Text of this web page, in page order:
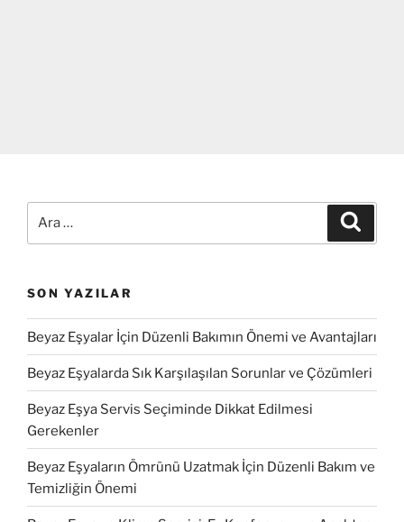
SON YAZILAR
Beyaz Eşyalar İçin Düzenli Bakımın Önemi ve Avantajları
Beyaz Eşyalarda Sık Karşılaşılan Sorunlar ve Çözümleri
Beyaz Eşya Servis Seçiminde Dikkat Edilmesi
Gerekenler
Beyaz Eşyaların Ömrünü Uzatmak İçin Düzenli Bakım ve
Temizliğin Önemi